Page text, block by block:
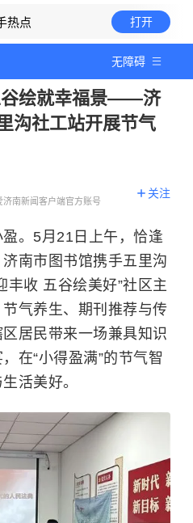
热点 打开
无障碍
谷绘就幸福景——济
沟社工站开展节气
济南新闻客户端官方账号
关注
。5月21日上午，恰逢
南市图书馆携手五里沟
丰收 五谷绘美好”社区主
气养生、期刊推荐与传
居民带来一场兼具知识
在“小得盈满”的节气智
活美好。​